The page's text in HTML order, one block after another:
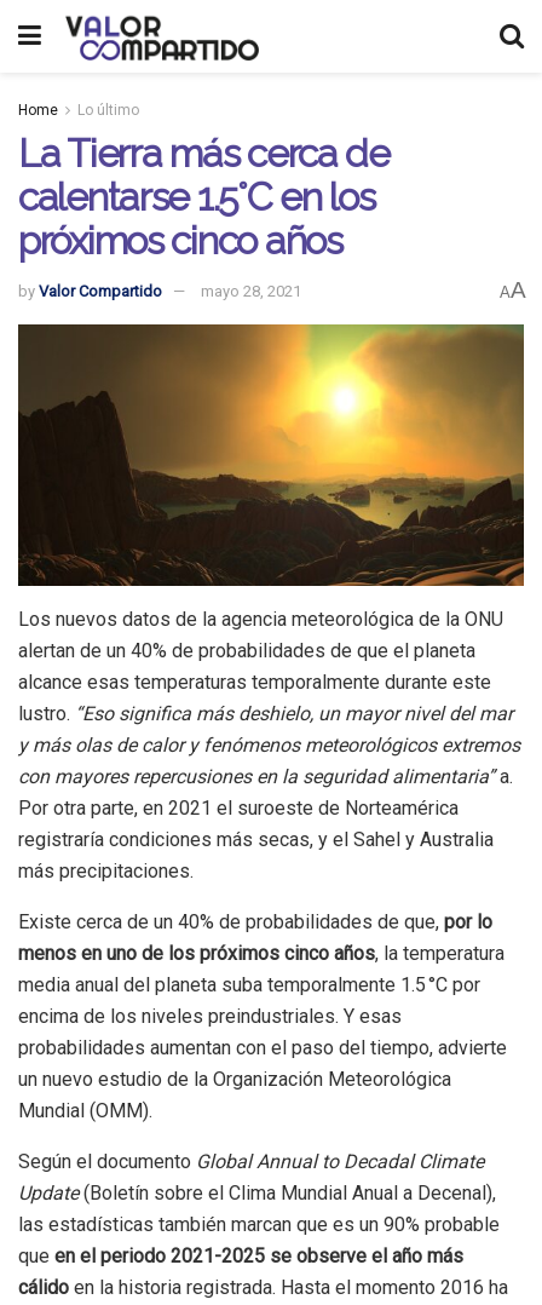
Home Lo último
La Tierra más cerca de
calentarse 1.5°C en los
próximos cinco años
by Valor Compartido mayo 28, 2021 AA
Los nuevos datos de la agencia meteorológica de la ONU
alertan de un 40% de probabilidades de que el planeta
alcance esas temperaturas temporalmente durante este
lustro. “Eso significa más deshielo, un mayor nivel del mar
y más olas de calor y fenómenos meteorológicos extremos
con mayores repercusiones en la seguridad alimentaria”a.
Por otra parte, en 2021 el suroeste de Norteamérica
registraría condiciones más secas, y el Sahel y Australia
más precipitaciones.
Existe cerca de un 40% de probabilidades de que, por lo
menos en uno de los próximos cinco años, la temperatura
media anual del planeta suba temporalmente 1.5 °C por
encima de los niveles preindustriales. Y esas
probabilidades aumentan con el paso del tiempo, advierte
un nuevo estudio de la Organización Meteorológica
Mundial (OMM).
Según el documento Global Annual to Decadal Climate
Update(Boletín sobre el Clima Mundial Anual a Decenal),
las estadísticas también marcan que es un 90% probable
que en el periodo 2021-2025 se observe el año más
cálido en la historia registrada. Hasta el momento 2016 ha